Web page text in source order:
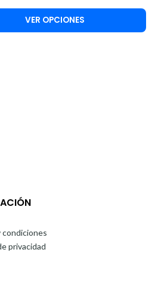
VER OPCIONES
condiciones
privacidad